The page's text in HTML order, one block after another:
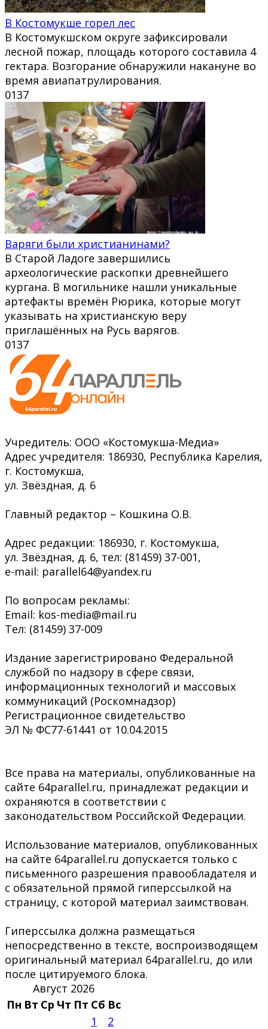
В Костомукше горел лес
В Костомукшском округе зафиксировали
лесной пожар, площадь которого составила 4
гектара. Возгорание обнаружили накануне во
время авиапатрулирования.
0137
Варяги были христианинами?
В Старой Ладоге завершились
археологические раскопки древнейшего
кургана. В могильнике нашли уникальные
артефакты времён Рюрика, которые могут
указывать на христианскую веру
приглашённых на Русь варягов.
0137
Учредитель: ООО «Костомукша-Медиа»
Адрес учредителя: 186930, Республика Карелия,
г. Костомукша,
ул. Звёздная, д. 6
Главный редактор – Кошкина О.В.
Адрес редакции: 186930, г. Костомукша,
ул. Звёздная, д. 6, тел: (81459) 37-001,
e-mail: parallel64@yandex.ru
По вопросам рекламы:
Email: kos-media@mail.ru
Тел: (81459) 37-009
Издание зарегистрировано Федеральной
службой по надзору в сфере связи,
информационных технологий и массовых
коммуникаций (Роскомнадзор)
Регистрационное свидетельство
ЭЛ № ФС77-61441 от 10.04.2015
Все права на материалы, опубликованные на
сайте 64parallel.ru, принадлежат редакции и
охраняются в соответствии с
законодательством Российской Федерации.
Использование материалов, опубликованных
на сайте 64parallel.ru допускается только с
письменного разрешения правообладателя и
с обязательной прямой гиперссылкой на
страницу, с которой материал заимствован.
Гиперссылка должна размещаться
непосредственно в тексте, воспроизводящем
оригинальный материал 64parallel.ru, до или
после цитируемого блока.
Август 2026
Пн Вт Ср Чт Пт Сб Вс
1
2